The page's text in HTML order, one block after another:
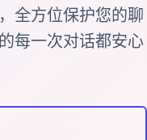
全方位保护您的聊
每一次对话都安心